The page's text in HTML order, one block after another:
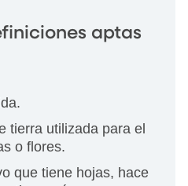
aptas
tierra utilizada para el
o flores.
que tiene hojas, hace